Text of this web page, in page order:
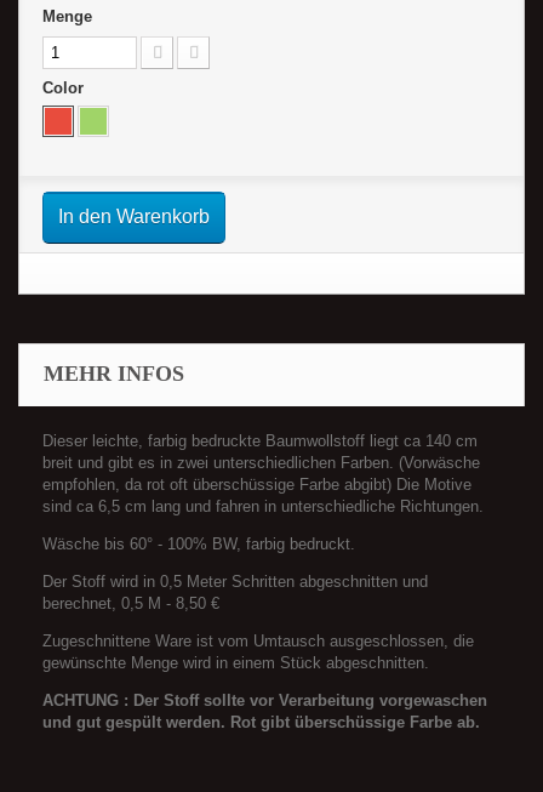
Menge
Color
In den Warenkorb
MEHR INFOS
Dieser leichte, farbig bedruckte Baumwollstoff liegt ca 140 cm
breit und gibt es in zwei unterschiedlichen Farben. (Vorwäsche
empfohlen, da rot oft überschüssige Farbe abgibt) Die Motive
sind ca 6,5 cm lang und fahren in unterschiedliche Richtungen.
Wäsche bis 60° - 100% BW, farbig bedruckt.
Der Stoff wird in 0,5 Meter Schritten abgeschnitten und
berechnet, 0,5 M - 8,50 €
Zugeschnittene Ware ist vom Umtausch ausgeschlossen, die
gewünschte Menge wird in einem Stück abgeschnitten.
ACHTUNG : Der Stoff sollte vor Verarbeitung vorgewaschen
und gut gespült werden. Rot gibt überschüssige Farbe ab.